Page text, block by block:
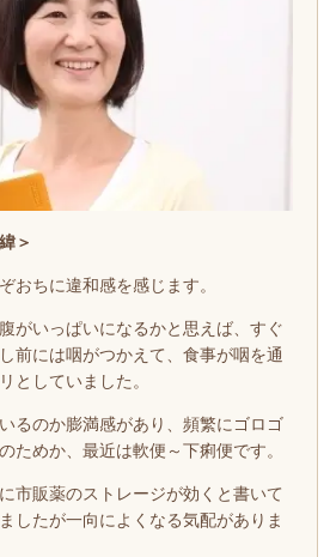
＞
おちに違和感を感じます。
がいっぱいになるかと思えば、すぐ
前には咽がつかえて、食事が咽を通
としていました。
るのか膨満感があ り、頻繁に ゴロゴ
ためか、最近は軟便～下痢便です。
市販薬のストレージが効くと書いて
したが一向によくなる気配がありま